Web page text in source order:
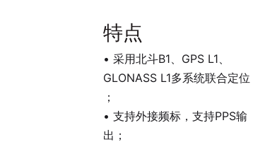
特点
• 采用北斗B1、GPS L1、
GLONASS L1多系统联合定位
；
•支持外接频标，支持PPS输
出；